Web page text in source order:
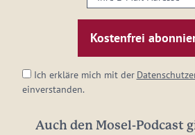
E-
Mail-
Adresse:
Ich erkläre mich mit der
einverstanden.
Auch den Mosel-Podcast